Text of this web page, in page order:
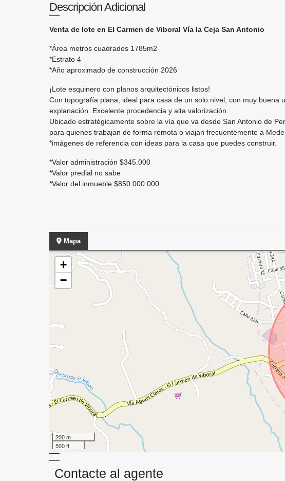
Descripción Adicional
Venta de lote en El Carmen de Viboral Vía la Ceja San Antonio
*Área metros cuadrados 1785m2
*Estrato 4
*Año aproximado de construcción 2026
¡Lote esquinero con planos arquitectónicos listos!
Con topografía plana, ideal para casa de un solo nivel, con muy
explanación. Excelente procedencia y alta valorización.
Ubicado estratégicamente sobre la vía que va desde San Antonio de
para quienes trabajan de forma remota o viajan frecuentemente a
*imágenes de referencia con ideas para la casa que puedes construir.
*Valor administración $345.000
*Valor predial no sabe
*Valor del inmueble $850.000.000
Mapa
+
−
200 m
500 ft
Contacte al agente